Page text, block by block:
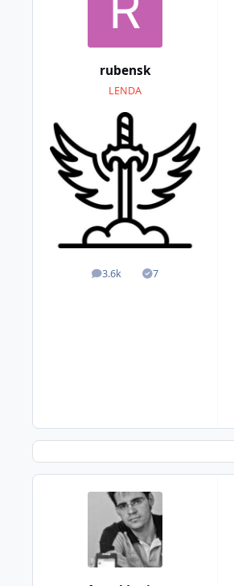
rubensk
LENDA
3.6k
posts 7
Soluções